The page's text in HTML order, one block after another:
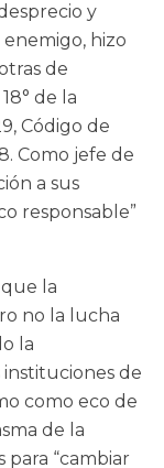
y
hizo
de
de la
Código de
Como jefe de
a sus
responsable”
la
no la lucha
la
de
como eco de
de la
para “cambiar